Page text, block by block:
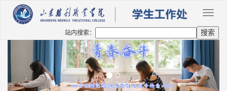
站内搜索：
Previous